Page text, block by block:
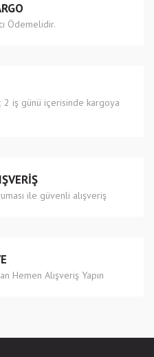
bulunuyor.
olmalı.
Ödemelidir.
iş günü içerisinde kargoya
ile güvenli alışveriş
Hemen Alışveriş Yapın